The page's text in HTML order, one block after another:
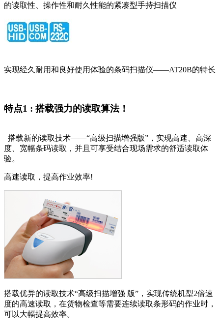
的读取性、操作性和耐久性能的紧凑型手持扫描仪
实现经久耐用和良好使用体验的条码扫描仪――AT20B的特长
特点1 : 搭载强力的读取算法！
搭载新的读取技术‌——“高级扫描增强版”，实现高速、高深
度、宽幅条码读取，并且可享受结合现场需求的舒适读取体
验。
高速读取，提高作业效率!
搭载优异的读取技术‌“高级扫描增强 版”，实现传统机型2倍速
度的高速读取，在货物检查等需要连续读取条形码的作业时，
可以大幅提高效率。